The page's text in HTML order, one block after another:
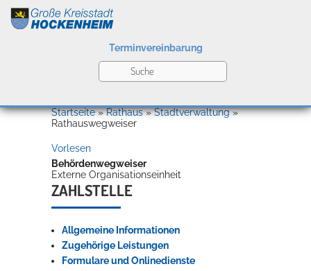
Kultur
Bildung
Terminvereinbarung
Startseite»Rathaus»Stadtverwaltung»
Rathauswegweiser
Vorlesen
Behördenwegweiser
Externe Organisationseinheit
ZAHLSTELLE
Allgemeine Informationen
Zugehörige Leistungen
Formulare und Onlinedienste